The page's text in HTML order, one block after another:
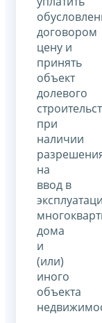
договором
цену и
принять
объект
долевого
при
наличии
на
ввод в
дома
и
(или)
иного
объекта